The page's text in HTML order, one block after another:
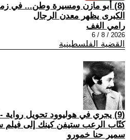
(8) أبو مازن ومسيرة وطن... في
الكبرى يظهر معدن الرجال
رامي الغف
2026 / 8 / 6
القضية الفلسطينية
(9) يجري في هوليوود تحويل رواية -
كتّاب الرعب ستيفن كينك إلى فيلم
سمير حنا خمورو